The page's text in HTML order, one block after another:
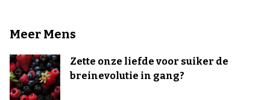
Meer Mens
Zette onze liefde voor suiker de
breinevolutie in gang?